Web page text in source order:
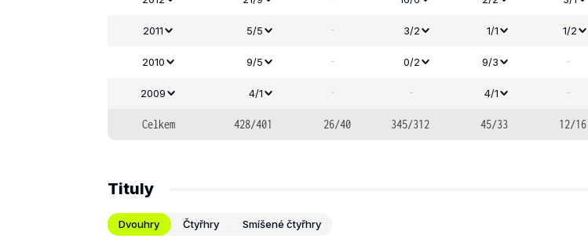
2011 5/5 - 3/2 1/1 1/2
2010 9/5 - 0/2 9/3 -
2009 4/1 - - 4/1 -
Celkem 428/401 26/40 345/312 45/33 12/16
Tituly
Dvouhry Čtyřhry Smíšené čtyřhry